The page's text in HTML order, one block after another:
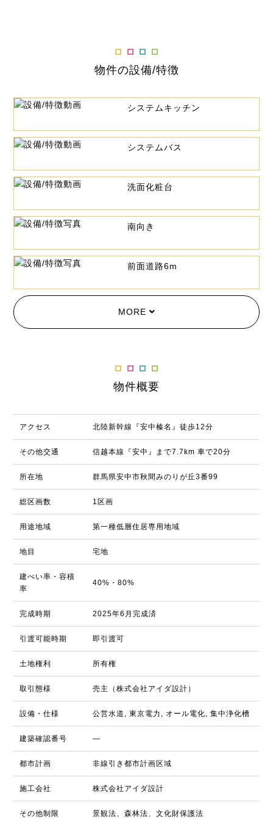
物件の設備/特徴
システムキッチン
システムバス
洗面化粧台
南向き
前面道路6m
MORE
物件概要
アクセス 北陸新幹線『安中榛名』徒歩12分
その他交通 信越本線『安中』まで7.7km 車で20分
所在地 群馬県安中市秋間みのりが丘3番99
総区画数 1区画
用途地域 第一種低層住居専用地域
地目 宅地
建ぺい率・容積
率
40%・80%
完成時期 2025年6月完成済
引渡可能時期 即引渡可
土地権利 所有権
取引態様 売主（株式会社アイダ設計）
設備・仕様 公営水道, 東京電力, オール電化, 集中浄化槽
建築確認番号 ―
都市計画 非線引き都市計画区域
施工会社 株式会社アイダ設計
その他制限 景観法、森林法、文化財保護法